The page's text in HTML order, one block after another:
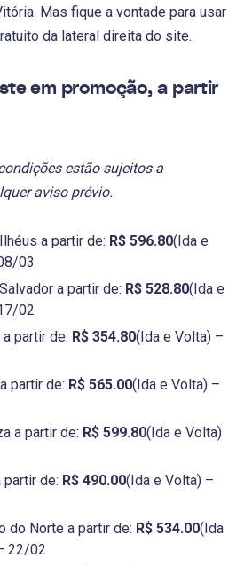
Mas fique a vontade para usar
da lateral direita do site.
em promoção, a partir
estão sujeitos a
aviso prévio.
a partir de: R$ 596.80(Ida e
03
a partir de: R$ 528.80(Ida e
02
partir de: R$ 354.80(Ida e Volta) –
partir de: R$ 565.00(Ida e Volta) –
a partir de: R$ 599.80(Ida e Volta)
de: R$ 490.00(Ida e Volta) –
do Norte a partir de: R$ 534.00(Ida
22/02